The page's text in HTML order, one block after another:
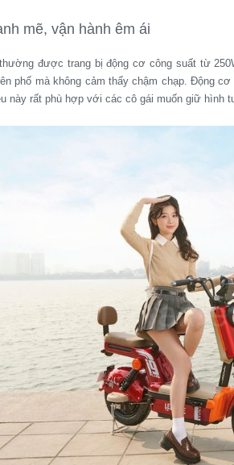
mẽ, vận hành êm ái
được trang bị động cơ công suất từ
phố mà không cảm thấy chậm chạp. Động
này rất phù hợp với các cô gái muốn giữ hình